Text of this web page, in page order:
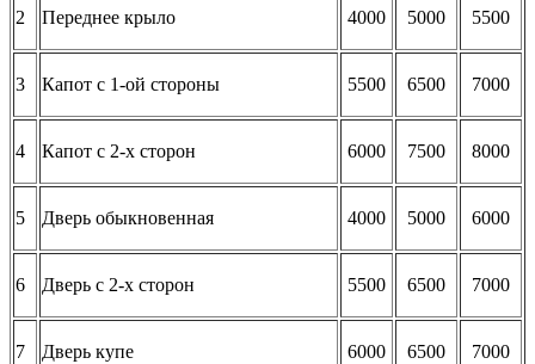
2 Переднее крыло 4000 5000 5500
3 Капот с 1-ой стороны 5500 6500 7000
4 Капот с 2-х сторон 6000 7500 8000
5 Дверь обыкновенная 4000 5000 6000
6 Дверь с 2-х сторон 5500 6500 7000
7 Дверь купе 6000 6500 7000